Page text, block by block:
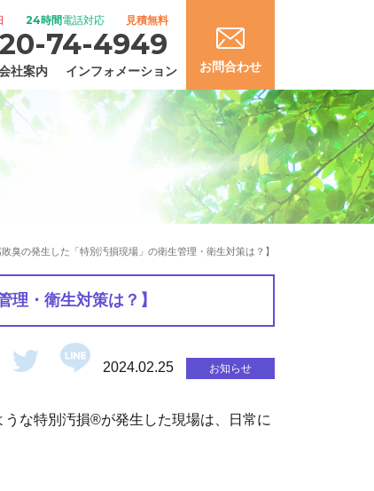
社案内 インフォメーション お問合わせ
24時間電話対応 見積無料
74-4949
臭の発生した「特別汚損現場」の衛生管理・衛生対策は？】
・衛生対策は？】
2024.02.25 お知らせ
な特別汚損®が発生した現場は、日常に